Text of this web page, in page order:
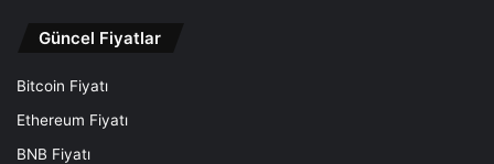
Güncel Fiyatlar
Bitcoin Fiyatı
Ethereum Fiyatı
BNB Fiyatı